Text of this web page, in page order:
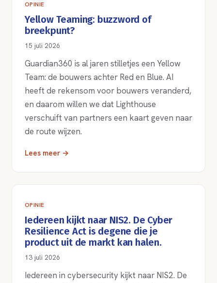
OPINIE
Yellow Teaming: buzzword of
breekpunt?
15 juli 2026
Guardian360 is al jaren stilletjes een Yellow
Team: de bouwers achter Red en Blue. AI
heeft de rekensom voor bouwers veranderd,
en daarom willen we dat Lighthouse
verschuift van partners een kaart geven naar
de route wijzen.
Lees meer →
OPINIE
Iedereen kijkt naar NIS2. De Cyber
Resilience Act is degene die je
product uit de markt kan halen.
13 juli 2026
Iedereen in cybersecurity kijkt naar NIS2. De